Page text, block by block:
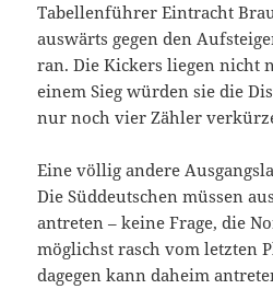
Tabellenführer Eintracht
auswärts gegen den
ran. Die Kickers liegen nicht
einem Sieg würden sie die
nur noch vier Zähler
Eine völlig andere
Die Süddeutschen müssen
antreten – keine Frage, die
möglichst rasch vom letzten
dagegen kann daheim